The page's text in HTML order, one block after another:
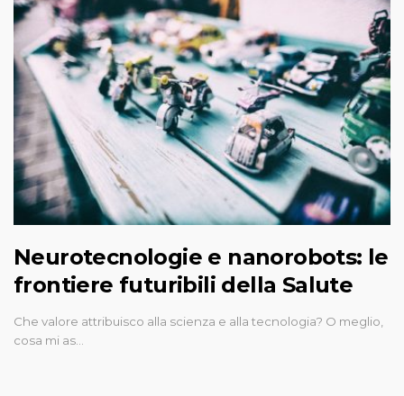
Neurotecnologie e nanorobots: le
frontiere futuribili della Salute
Che valore attribuisco alla scienza e alla tecnologia? O meglio,
cosa mi as…